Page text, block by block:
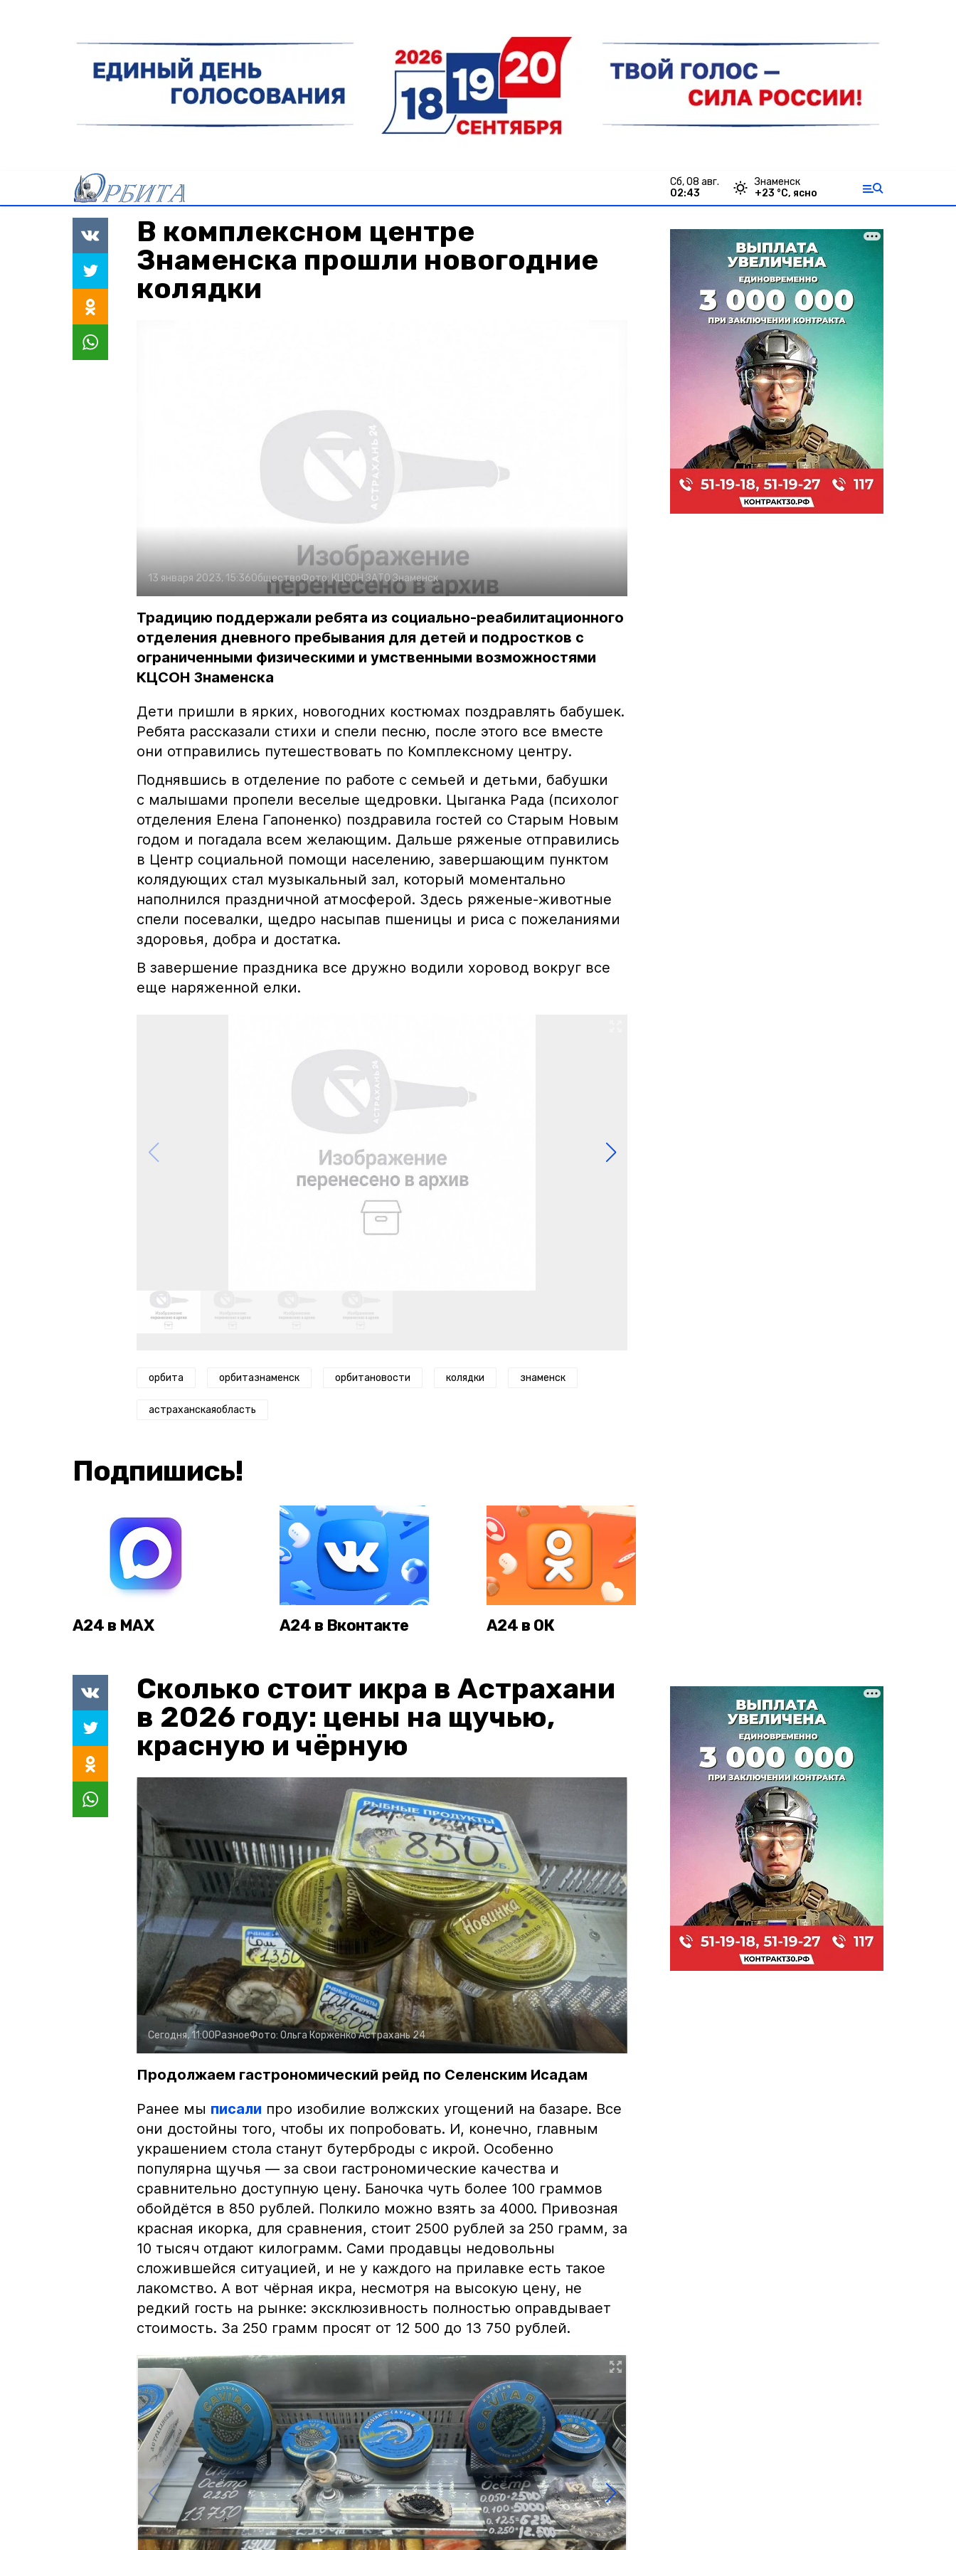
сб, 08 авг.
02:43
Знаменск
+23 °С, ясно
В комплексном центре
Знаменска прошли новогодние
колядки
13 января 2023, 15:36ОбществоФото: КЦСОН ЗАТО Знаменск
Традицию поддержали ребята из социально-реабилитационного
отделения дневного пребывания для детей и подростков с
ограниченными физическими и умственными возможностями
КЦСОН Знаменска
Дети пришли в ярких, новогодних костюмах поздравлять бабушек.
Ребята рассказали стихи и спели песню, после этого все вместе
они отправились путешествовать по Комплексному центру.
Поднявшись в отделение по работе с семьей и детьми, бабушки
с малышами пропели веселые щедровки. Цыганка Рада (психолог
отделения Елена Гапоненко) поздравила гостей со Старым Новым
годом и погадала всем желающим. Дальше ряженые отправились
в Центр социальной помощи населению, завершающим пунктом
колядующих стал музыкальный зал, который моментально
наполнился праздничной атмосферой. Здесь ряженые-животные
спели посевалки, щедро насыпав пшеницы и риса с пожеланиями
здоровья, добра и достатка.
В завершение праздника все дружно водили хоровод вокруг все
еще наряженной елки.
орбита орбитазнаменск орбитановости колядки знаменск
астраханскаяобласть
Подпишись!
А24 в MAX А24 в Вконтакте А24 в ОК
Сколько стоит икра в Астрахани
в 2026 году: цены на щучью,
красную и чёрную
Сегодня, 11:00РазноеФото: Ольга КорженкоАстрахань 24
Продолжаем гастрономический рейд по Селенским Исадам
Ранее мы писали про изобилие волжских угощений на базаре. Все
они достойны того, чтобы их попробовать. И, конечно, главным
украшением стола станут бутерброды с икрой. Особенно
популярна щучья — за свои гастрономические качества и
сравнительно доступную цену. Баночка чуть более 100 граммов
обойдётся в 850 рублей. Полкило можно взять за 4000. Привозная
красная икорка, для сравнения, стоит 2500 рублей за 250 грамм, за
10 тысяч отдают килограмм. Сами продавцы недовольны
сложившейся ситуацией, и не у каждого на прилавке есть такое
лакомство. А вот чёрная икра, несмотря на высокую цену, не
редкий гость на рынке: эксклюзивность полностью оправдывает
стоимость. За 250 грамм просят от 12 500 до 13 750 рублей.